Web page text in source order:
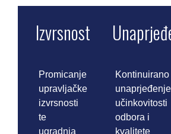
Izvrsnost
Promicanje
upravljačke
izvrsnosti
te
ugradnja
Kontinuirano
unaprjeđenje
učinkovitosti
odbora i
kvalitete